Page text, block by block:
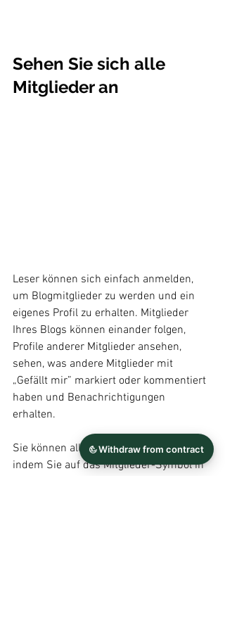
Sehen Sie sich alle
Mitglieder an
Leser können sich einfach anmelden,
um Blogmitglieder zu werden und ein
eigenes Profil zu erhalten. Mitglieder
Ihres Blogs können einander folgen,
Profile anderer Mitglieder ansehen,
sehen, was andere Mitglieder mit
„Gefällt mir” markiert oder kommentiert
haben und Benachrichtigungen
erhalten.
Sie können alle Blogmitglieder sehen,
indem Sie auf das Mitglieder-Symbol in